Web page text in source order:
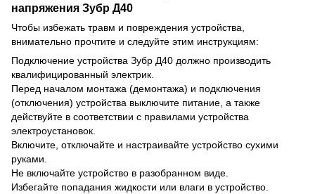
напряжения Зубр Д40
Чтобы избежать травм и повреждения устройства,
внимательно прочтите и следуйте этим инструкциям:
Подключение устройства Зубр Д40 должно производить
квалифицированный электрик.
Перед началом монтажа (демонтажа) и подключения
(отключения) устройства выключите питание, а также
действуйте в соответствии с правилами устройства
электроустановок.
Включите, отключайте и настраивайте устройство сухими
руками.
Не включайте устройство в разобранном виде.
Избегайте попадания жидкости или влаги в устройство.